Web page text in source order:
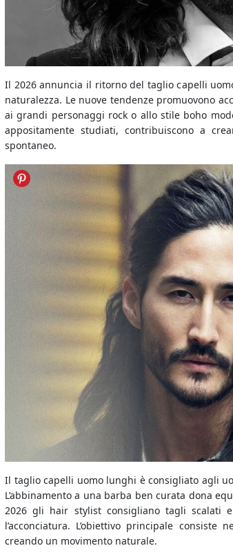
Il 2026 annuncia il ritorno del taglio capelli
naturalezza. Le nuove tendenze promuovono
ai grandi personaggi rock o allo stile boho
appositamente studiati, contribuiscono a
spontaneo.
Il taglio capelli uomo lunghi è consigliato agli
L’abbinamento a una barba ben curata dona
2026 gli hair stylist consigliano tagli scalati
l’acconciatura. L’obiettivo principale
creando un movimento naturale.